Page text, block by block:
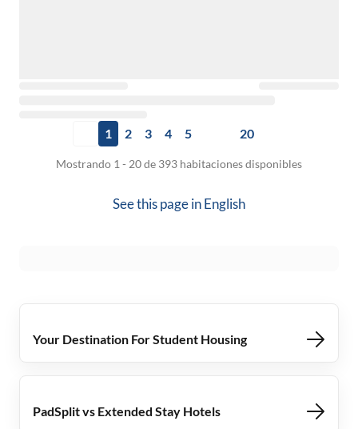
1 2 3 4 5 20
Mostrando 1 - 20 de 393 habitaciones disponibles
See this page inEnglish
Your Destination For Student Housing
PadSplit vs Extended Stay Hotels